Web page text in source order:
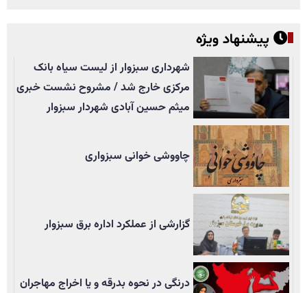
پیشنهاد ویژه
شهرداری سبزوار از لیست سیاه بانک
مرکزی خارج شد / مشروح نشست خبری
میثم حسین آبادی شهردار سبزوار
چاووشی خوانی سبزواری
گزارشی از عملکرد اداره برق سبزوار
درنگی در نحوه بدرقه و یا اخراج مهاجران